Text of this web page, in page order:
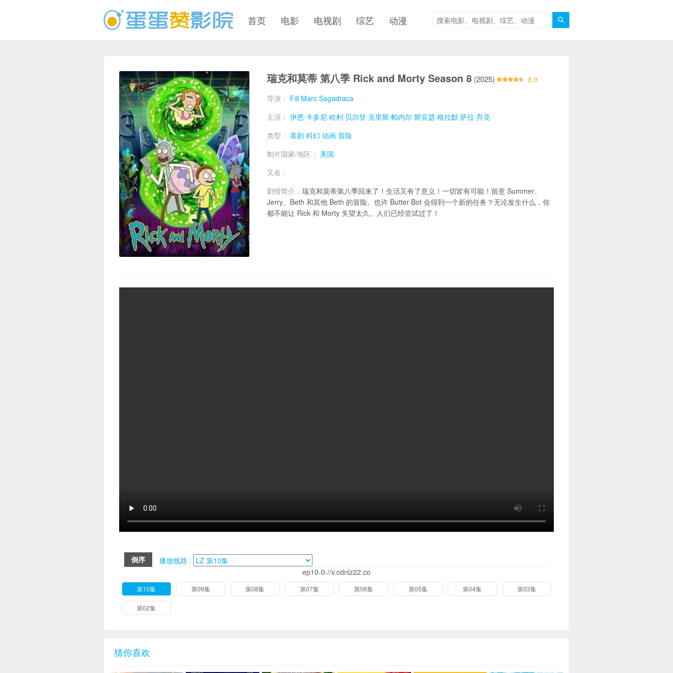

首页 电影 电视剧 综艺 动漫
瑞克和莫蒂 第八季 Rick and Morty Season 8 (2025)
8.9
导演： Fill Marc Sagadraca
主演： 伊恩·卡多尼 哈利·贝尔登 克里斯·帕内尔 斯宾瑟·格拉默 萨拉·乔克
类型： 喜剧 科幻 动画 冒险
制片国家/地区： 美国
又名：
剧情简介： 瑞克和莫蒂第八季回来了！生活又有了意义！一切皆有可能！留意 Summer、
Jerry、Beth 和其他 Beth 的冒险。也许 Butter Bot 会得到一个新的任务？无论发生什么，你
都不能让 Rick 和 Morty 失望太久。人们已经尝试过了！
倒序
播放线路 :
ep10-0-//v.cdnlz22.co
第10集 第09集 第08集 第07集 第06集 第05集 第04集 第03集
第02集
猜你喜欢